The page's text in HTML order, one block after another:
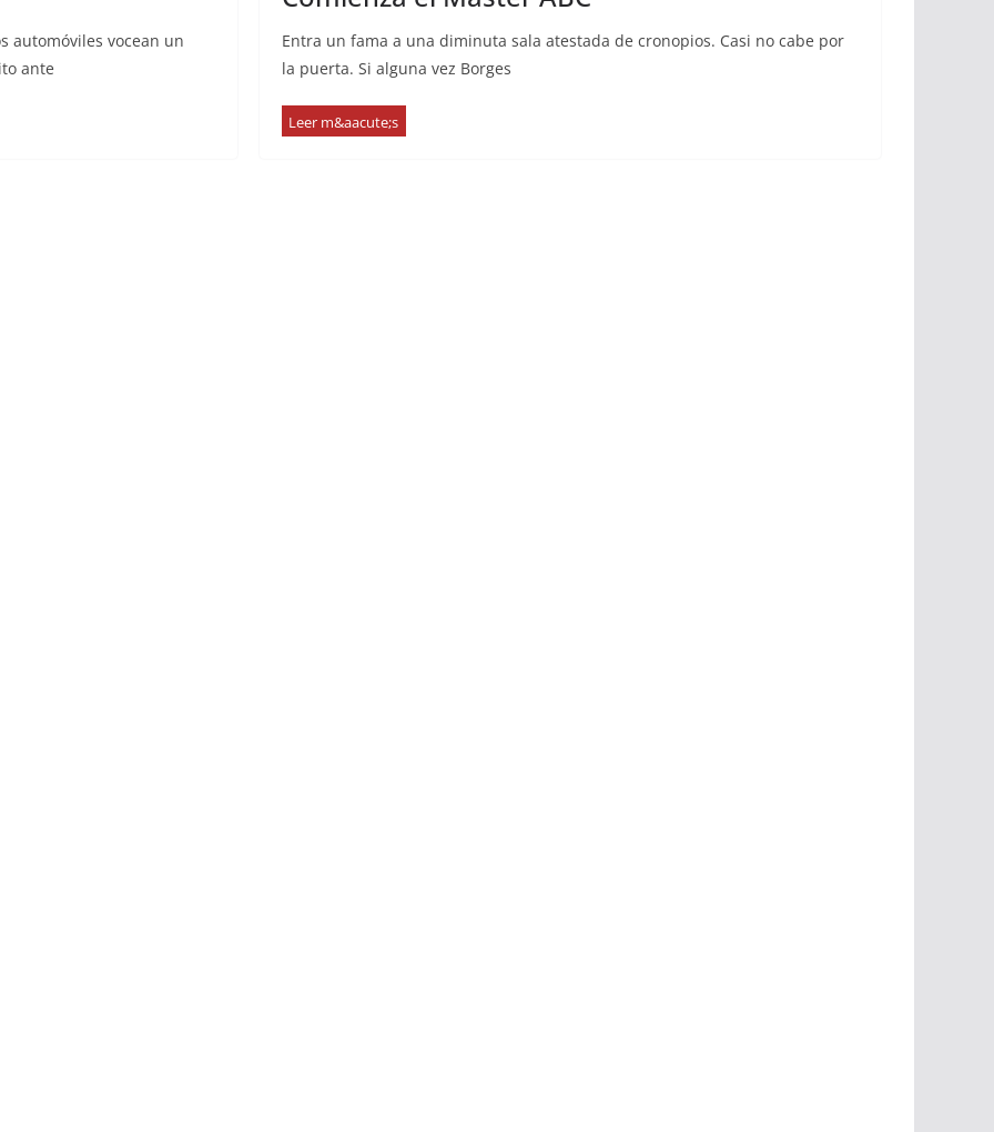
automóviles vocean un
ante
Entra un fama a una diminuta sala atestada de cronopios. Casi no cabe por
la puerta. Si alguna vez Borges